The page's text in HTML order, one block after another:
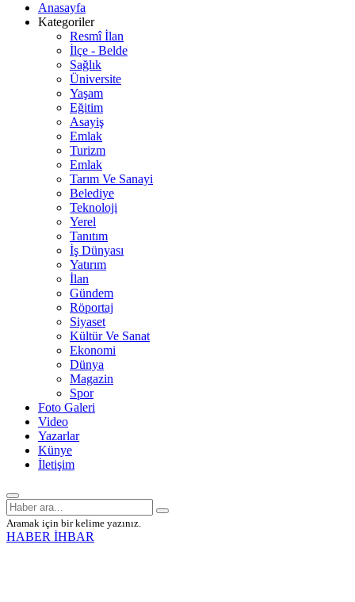
Anasayfa
Kategoriler
Resmî İlan
İlçe - Belde
Sağlık
Üniversite
Yaşam
Eğitim
Asayiş
Emlak
Turizm
Emlak
Tarım Ve Sanayi
Belediye
Teknoloji
Yerel
Tanıtım
İş Dünyası
Yatırım
İlan
Gündem
Röportaj
Siyaset
Kültür Ve Sanat
Ekonomi
Dünya
Magazin
Spor
Foto Galeri
Video
Yazarlar
Künye
İletişim
Aramak için bir kelime yazınız.
HABER İHBAR